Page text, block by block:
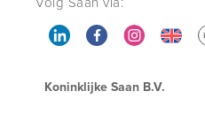
Koninklijke Saan B.V.